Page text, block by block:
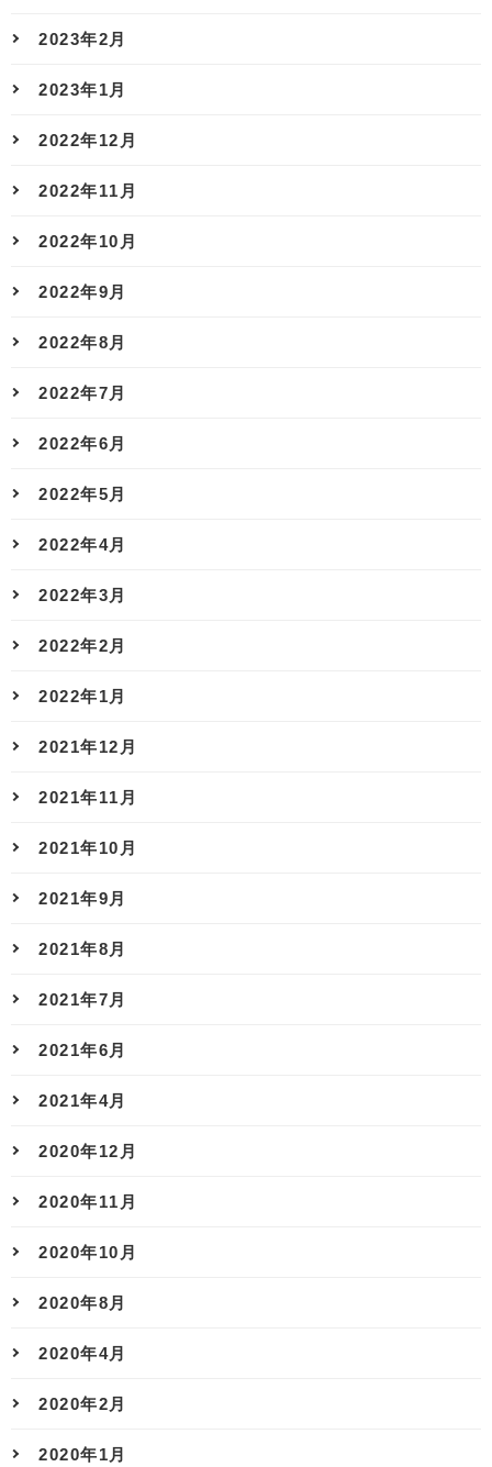
2023年2月
2023年1月
2022年12月
2022年11月
2022年10月
2022年9月
2022年8月
2022年7月
2022年6月
2022年5月
2022年4月
2022年3月
2022年2月
2022年1月
2021年12月
2021年11月
2021年10月
2021年9月
2021年8月
2021年7月
2021年6月
2021年4月
2020年12月
2020年11月
2020年10月
2020年8月
2020年4月
2020年2月
2020年1月